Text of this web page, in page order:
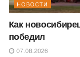
НОВОСТИ
Как
победил
07.08.2026